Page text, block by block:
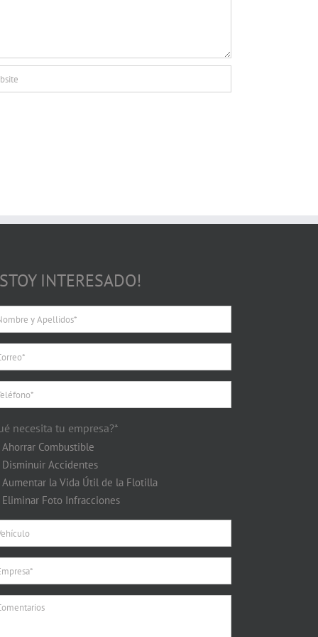
INTERESADO!
necesita tu empresa?*
Ahorrar Combustible
Disminuir Accidentes
Aumentar la Vida Útil de la Flotilla
Eliminar Foto Infracciones